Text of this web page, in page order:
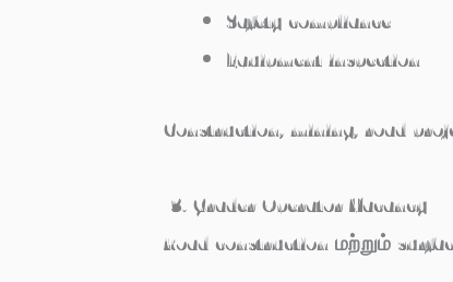
Safety compliance
Equipment inspection
Construction, mining, road
3. Grader Operator Vacancy
Road construction மற்றும்